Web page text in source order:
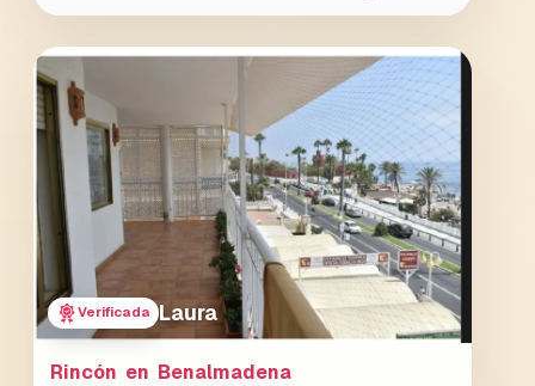
Verificada Laura
Rincón en Benalmadena